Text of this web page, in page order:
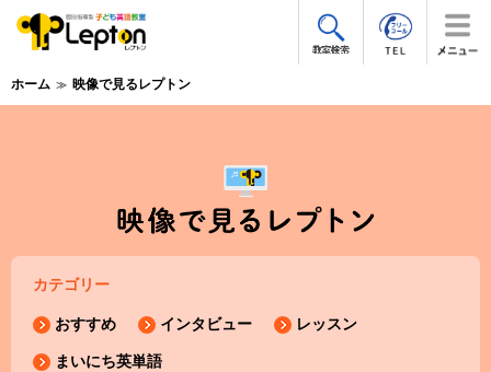
ホーム 映像で見るレプトン
カテゴリー
おすすめ インタビュー レッスン
まいにち英単語